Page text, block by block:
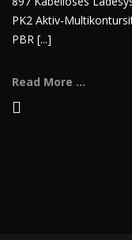
PK2 Aktiv-
PBR [...]
Read More ...